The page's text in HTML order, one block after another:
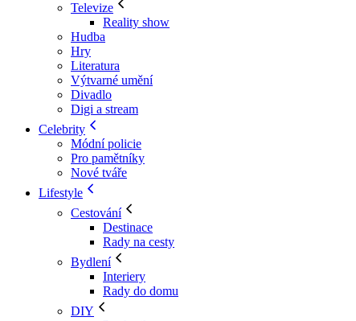
Televize
Reality show
Hudba
Hry
Literatura
Výtvarné umění
Divadlo
Digi a stream
Celebrity
Módní policie
Pro pamětníky
Nové tváře
Lifestyle
Cestování
Destinace
Rady na cesty
Bydlení
Interiery
Rady do domu
DIY